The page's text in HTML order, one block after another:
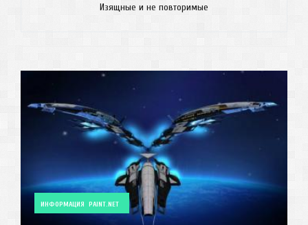
Изящные и не повторимые
ИНФОРМАЦИЯ PAINT.NET